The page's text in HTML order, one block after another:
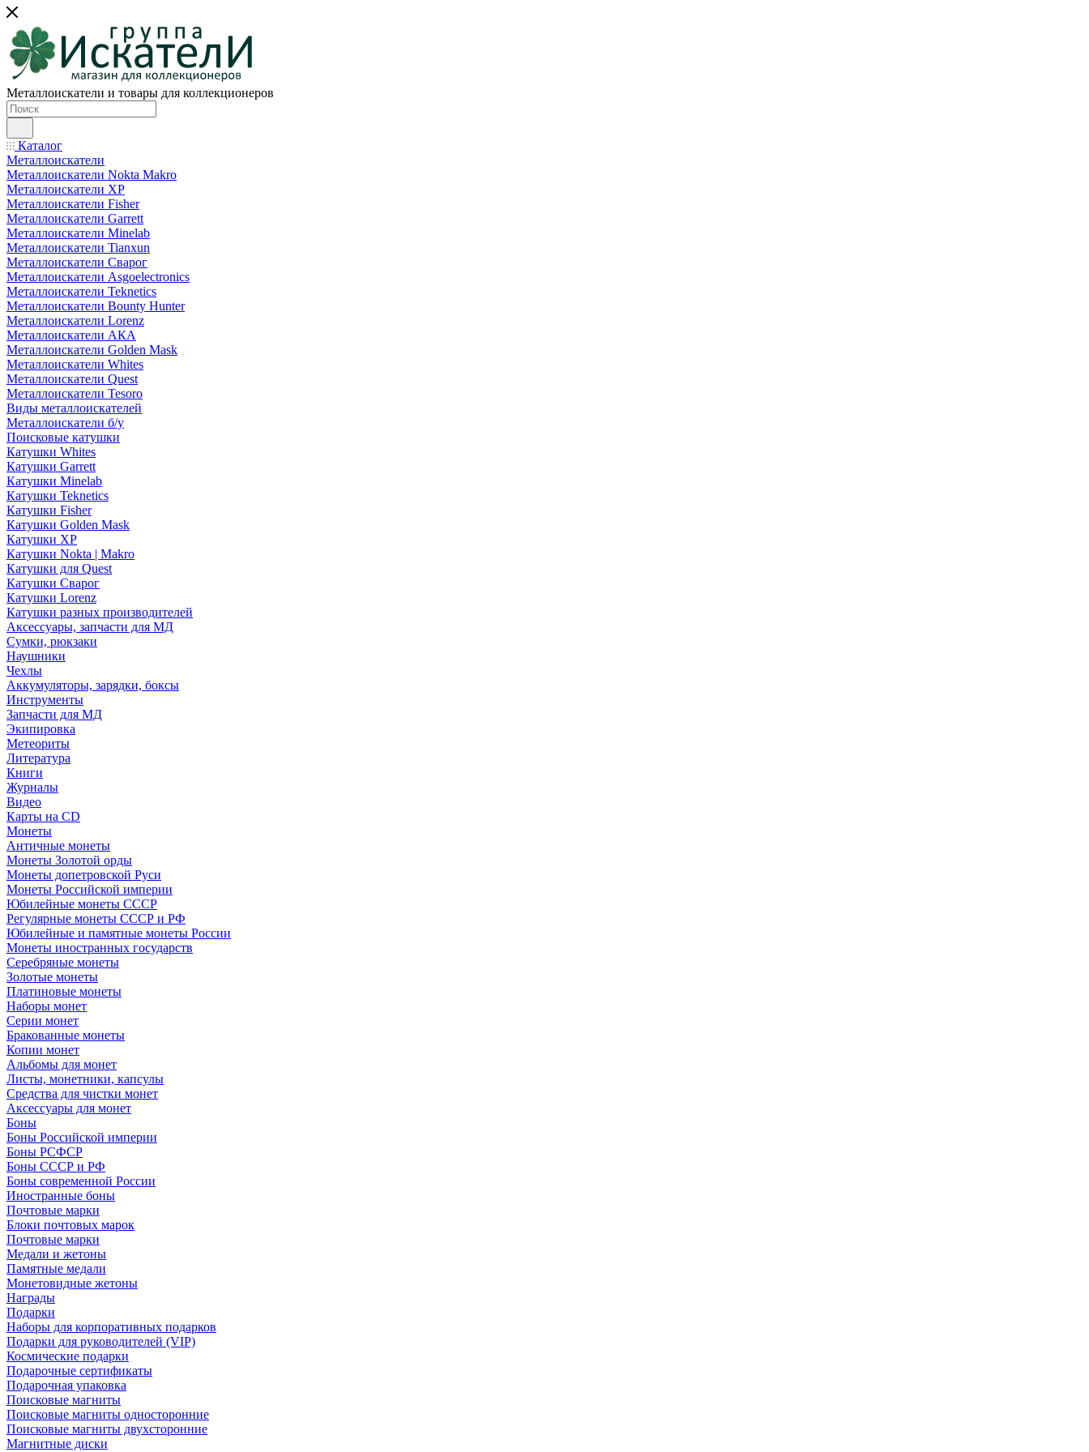
Металлоискатели и товары для коллекционеров
Каталог
Металлоискатели
Металлоискатели Nokta Makro
Металлоискатели XP
Металлоискатели Fisher
Металлоискатели Garrett
Металлоискатели Minelab
Металлоискатели Tianxun
Металлоискатели Сварог
Металлоискатели Asgoelectronics
Металлоискатели Teknetics
Металлоискатели Bounty Hunter
Металлоискатели Lorenz
Металлоискатели АКА
Металлоискатели Golden Mask
Металлоискатели Whites
Металлоискатели Quest
Металлоискатели Tesoro
Виды металлоискателей
Металлоискатели б/у
Поисковые катушки
Катушки Whites
Катушки Garrett
Катушки Minelab
Катушки Teknetics
Катушки Fisher
Катушки Golden Mask
Катушки XP
Катушки Nokta | Makro
Катушки для Quest
Катушки Сварог
Катушки Lorenz
Катушки разных производителей
Аксессуары, запчасти для МД
Сумки, рюкзаки
Наушники
Чехлы
Аккумуляторы, зарядки, боксы
Инструменты
Запчасти для МД
Экипировка
Метеориты
Литература
Книги
Журналы
Видео
Карты на CD
Монеты
Античные монеты
Монеты Золотой орды
Монеты допетровской Руси
Монеты Российской империи
Юбилейные монеты СССР
Регулярные монеты СССР и РФ
Юбилейные и памятные монеты России
Монеты иностранных государств
Серебряные монеты
Золотые монеты
Платиновые монеты
Наборы монет
Серии монет
Бракованные монеты
Копии монет
Альбомы для монет
Листы, монетники, капсулы
Средства для чистки монет
Аксессуары для монет
Боны
Боны Российской империи
Боны РСФСР
Боны СССР и РФ
Боны современной России
Иностранные боны
Почтовые марки
Блоки почтовых марок
Почтовые марки
Медали и жетоны
Памятные медали
Монетовидные жетоны
Награды
Подарки
Наборы для корпоративных подарков
Подарки для руководителей (VIP)
Космические подарки
Подарочные сертификаты
Подарочная упаковка
Поисковые магниты
Поисковые магниты односторонние
Поисковые магниты двухсторонние
Магнитные диски